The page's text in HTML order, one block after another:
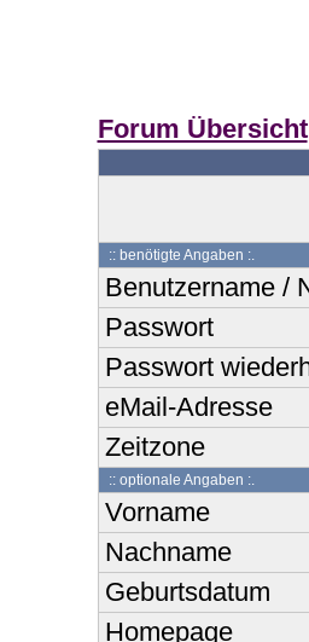
Forum Übersicht
:: benötigte Angaben :.
Benutzername /
Passwort
Passwort
eMail-Adresse
Zeitzone
:: optionale Angaben :.
Vorname
Nachname
Geburtsdatum
Homepage